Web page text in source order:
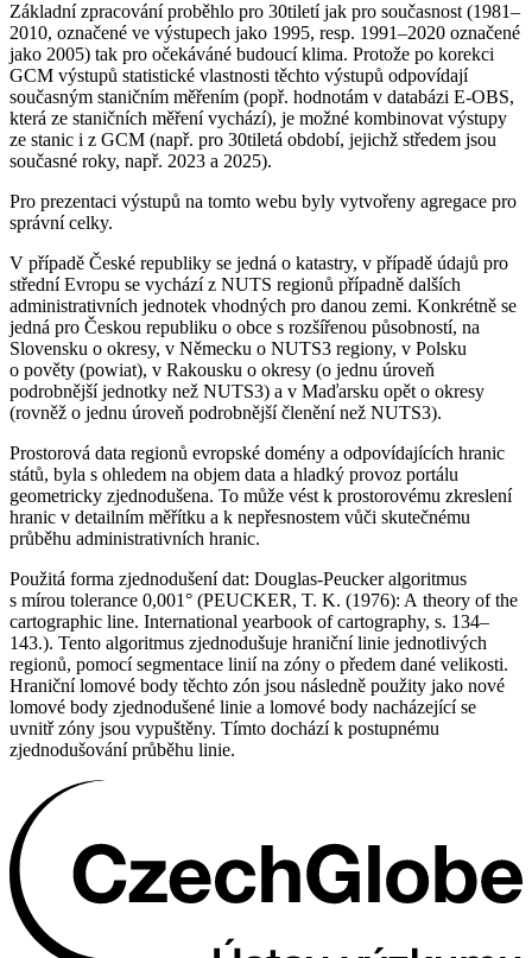
Základní zpracování proběhlo pro 30tiletí jak pro současnost (1981–
2010, označené ve výstupech jako 1995, resp. 1991–2020 označené
jako 2005) tak pro očekáváné budoucí klima. Protože po korekci
GCM výstupů statistické vlastnosti těchto výstupů odpovídají
současným staničním měřením (popř. hodnotám v databázi E-OBS,
která ze staničních měření vychází), je možné kombinovat výstupy
ze stanic i z GCM (např. pro 30tiletá období, jejichž středem jsou
současné roky, např. 2023 a 2025).
Pro prezentaci výstupů na tomto webu byly vytvořeny agregace pro
správní celky.
V případě České republiky se jedná o katastry, v případě údajů pro
střední Evropu se vychází z NUTS regionů případně dalších
administrativních jednotek vhodných pro danou zemi. Konkrétně se
jedná pro Českou republiku o obce s rozšířenou působností, na
Slovensku o okresy, v Německu o NUTS3 regiony, v Polsku
o pověty (powiat), v Rakousku o okresy (o jednu úroveň
podrobnější jednotky než NUTS3) a v Maďarsku opět o okresy
(rovněž o jednu úroveň podrobnější členění než NUTS3).
Prostorová data regionů evropské domény a odpovídajících hranic
států, byla s ohledem na objem data a hladký provoz portálu
geometricky zjednodušena. To může vést k prostorovému zkreslení
hranic v detailním měřítku a k nepřesnostem vůči skutečnému
průběhu administrativních hranic.
Použitá forma zjednodušení dat: Douglas-Peucker algoritmus
s mírou tolerance 0,001° (PEUCKER, T. K. (1976): A theory of the
cartographic line. International yearbook of cartography, s. 134–
143.). Tento algoritmus zjednodušuje hraniční linie jednotlivých
regionů, pomocí segmentace linií na zóny o předem dané velikosti.
Hraniční lomové body těchto zón jsou následně použity jako nové
lomové body zjednodušené linie a lomové body nacházející se
uvnitř zóny jsou vypuštěny. Tímto dochází k postupnému
zjednodušování průběhu linie.